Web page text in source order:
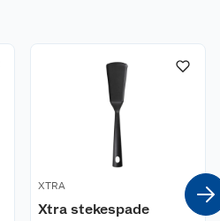
XTRA
Xtra stekespade